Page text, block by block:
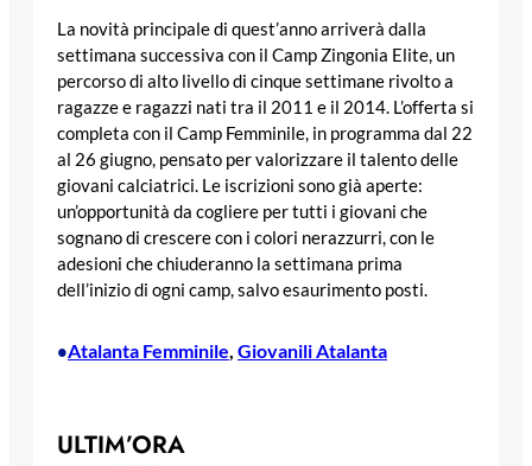
La novità principale di quest’anno arriverà dalla
settimana successiva con il Camp Zingonia Elite, un
percorso di alto livello di cinque settimane rivolto a
ragazze e ragazzi nati tra il 2011 e il 2014. L’offerta si
completa con il Camp Femminile, in programma dal 22
al 26 giugno, pensato per valorizzare il talento delle
giovani calciatrici. Le iscrizioni sono già aperte:
un’opportunità da cogliere per tutti i giovani che
sognano di crescere con i colori nerazzurri, con le
adesioni che chiuderanno la settimana prima
dell’inizio di ogni camp, salvo esaurimento posti.
•Atalanta Femminile, Giovanili Atalanta
ULTIM’ORA